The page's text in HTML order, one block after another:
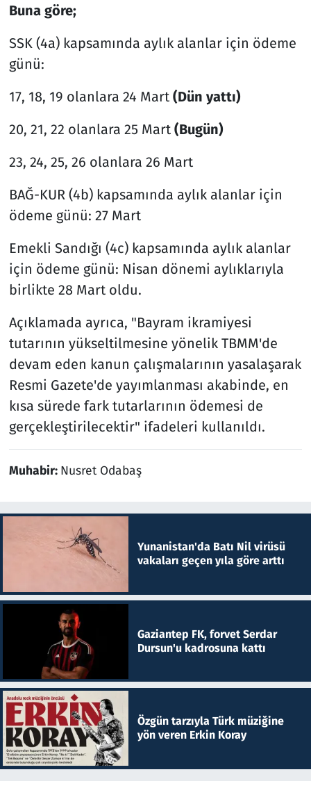
Buna göre;
SSK (4a) kapsamında aylık alanlar için ödeme
günü:
17, 18, 19 olanlara 24 Mart (Dün yattı)
20, 21, 22 olanlara 25 Mart (Bugün)
23, 24, 25, 26 olanlara 26 Mart
BAĞ-KUR (4b) kapsamında aylık alanlar için
ödeme günü: 27 Mart
Emekli Sandığı (4c) kapsamında aylık alanlar
için ödeme günü: Nisan dönemi aylıklarıyla
birlikte 28 Mart oldu.
Açıklamada ayrıca, "Bayram ikramiyesi
tutarının yükseltilmesine yönelik TBMM'de
devam eden kanun çalışmalarının yasalaşarak
Resmi Gazete'de yayımlanması akabinde, en
kısa sürede fark tutarlarının ödemesi de
gerçekleştirilecektir" ifadeleri kullanıldı.
Muhabir: Nusret Odabaş
Yunanistan'da Batı Nil virüsü
vakaları geçen yıla göre arttı
Gaziantep FK, forvet Serdar
Dursun'u kadrosuna kattı
Özgün tarzıyla Türk müziğine
yön veren Erkin Koray